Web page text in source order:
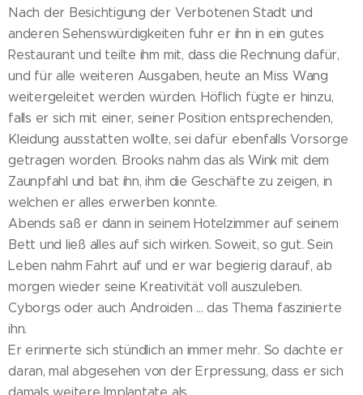
Nach der Besichtigung der Verbotenen Stadt und
anderen Sehenswürdigkeiten fuhr er ihn in ein gutes
Restaurant und teilte ihm mit, dass die Rechnung dafür,
und für alle weiteren Ausgaben, heute an Miss Wang
weitergeleitet werden würden. Höflich fügte er hinzu,
falls er sich mit einer, seiner Position entsprechenden,
Kleidung ausstatten wollte, sei dafür ebenfalls Vorsorge
getragen worden. Brooks nahm das als Wink mit dem
Zaunpfahl und bat ihn, ihm die Geschäfte zu zeigen, in
welchen er alles erwerben konnte.
Abends saß er dann in seinem Hotelzimmer auf seinem
Bett und ließ alles auf sich wirken. Soweit, so gut. Sein
Leben nahm Fahrt auf und er war begierig darauf, ab
morgen wieder seine Kreativität voll auszuleben.
Cyborgs oder auch Androiden ... das Thema faszinierte
ihn.
Er erinnerte sich stündlich an immer mehr. So dachte er
daran, mal abgesehen von der Erpressung, dass er sich